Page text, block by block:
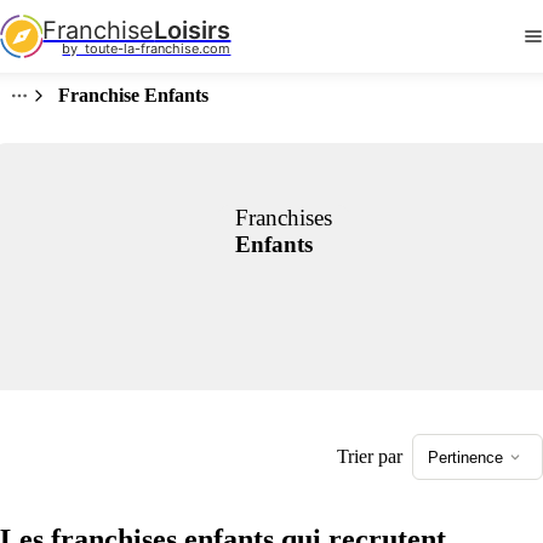
FranchiseLoisirs
by  toute-la-franchise.com
Franchise Enfants
Franchises
Enfants
Trier par Pertinence